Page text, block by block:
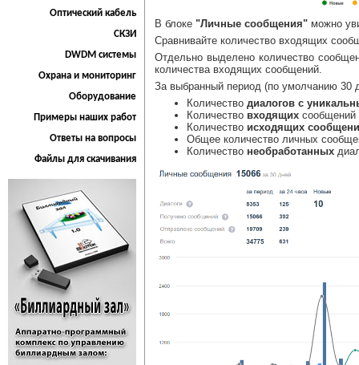
Оптический кабель
СКЗИ
DWDM системы
Охрана и мониторинг
Оборудование
Примеры наших работ
Ответы на вопросы
Файлы для скачивания
В блоке "Личные сообщения" можно
Сравнивайте количество входящих
Отдельно выделено количество
количества входящих сообщений.
За выбранный период (по умолчанию 30
Количество диалогов с
Количество входящих сообщений
Количество исходящих
Общее количество личных
Количество необработанных